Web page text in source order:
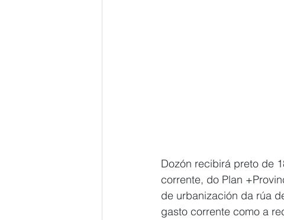
Dozón recibirá preto de
corrente, do Plan
de urbanización da rúa
gasto corrente como a